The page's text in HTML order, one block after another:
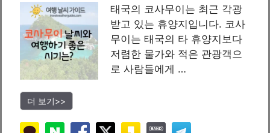
태국의 코사무이는 최근 각광
받고 있는 휴양지입니다. 코사
무이는 태국의 타 휴양지보다
저렴한 물가와 적은 관광객으
로 사람들에게 …
더 보기>>